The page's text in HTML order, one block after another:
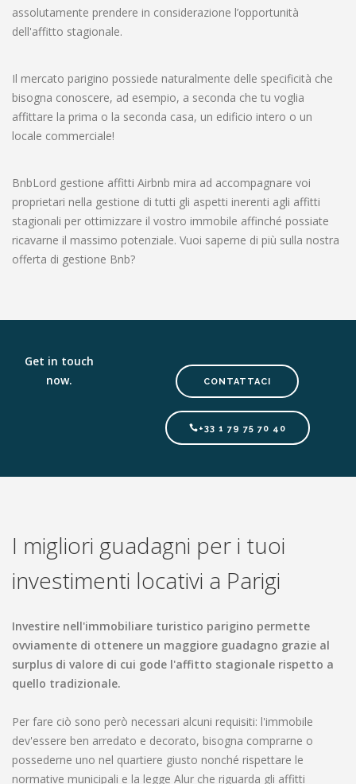
assolutamente prendere in considerazione l’opportunità
dell'affitto stagionale.
Il mercato parigino possiede naturalmente delle specificità che
bisogna conoscere, ad esempio, a seconda che tu voglia
affittare la prima o la seconda casa, un edificio intero o un
locale commerciale!
BnbLord gestione affitti Airbnb mira ad accompagnare voi
proprietari nella gestione di tutti gli aspetti inerenti agli affitti
stagionali per ottimizzare il vostro immobile affinché possiate
ricavarne il massimo potenziale. Vuoi saperne di più sulla nostra
offerta di gestione Bnb?
Get in touch
now.
CONTATTACI
+33 1 79 75 70 40
I migliori guadagni per i tuoi
investimenti locativi a Parigi
Investire nell'immobiliare turistico parigino permette
ovviamente di ottenere un maggiore guadagno grazie al
surplus di valore di cui gode l'affitto stagionale rispetto a
quello tradizionale.
Per fare ciò sono però necessari alcuni requisiti: l'immobile
dev'essere ben arredato e decorato, bisogna comprarne o
possederne uno nel quartiere giusto nonché rispettare le
normative municipali e la legge Alur che riguarda gli affitti